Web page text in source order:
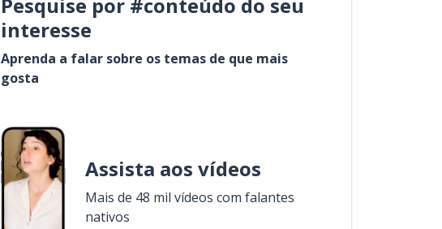
interesse
Aprenda a falar sobre os temas de que mais
gosta
Assista aos vídeos
Mais de 48 mil vídeos com falantes
nativos